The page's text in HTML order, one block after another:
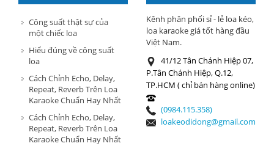
HÀNG
Công suất thật sự của
một chiếc loa
Hiểu đúng về công suất
loa
Cách Chỉnh Echo, Delay,
Repeat, Reverb Trên Loa
Karaoke Chuẩn Hay Nhất
Cách Chỉnh Echo, Delay,
Repeat, Reverb Trên Loa
Karaoke Chuẩn Hay Nhất
Kênh phân phối sỉ - lẻ loa kéo,
loa karaoke giá tốt hàng đầu
Việt Nam.
41/12 Tân Chánh Hiệp 07,
P.Tân Chánh Hiệp, Q.12,
TP.HCM ( chỉ bán hàng online)
(0984.115.358)
loakeodidong@gmail.com